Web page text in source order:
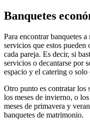
Banquetes
Para encontrar banquetes
servicios que estos pueden
cada pareja. Es decir, si
servicios o decantarse por
espacio y el catering o solo
Otro punto es contratar los
los meses de invierno, o
meses de primavera y
banquetes de matrimonio.